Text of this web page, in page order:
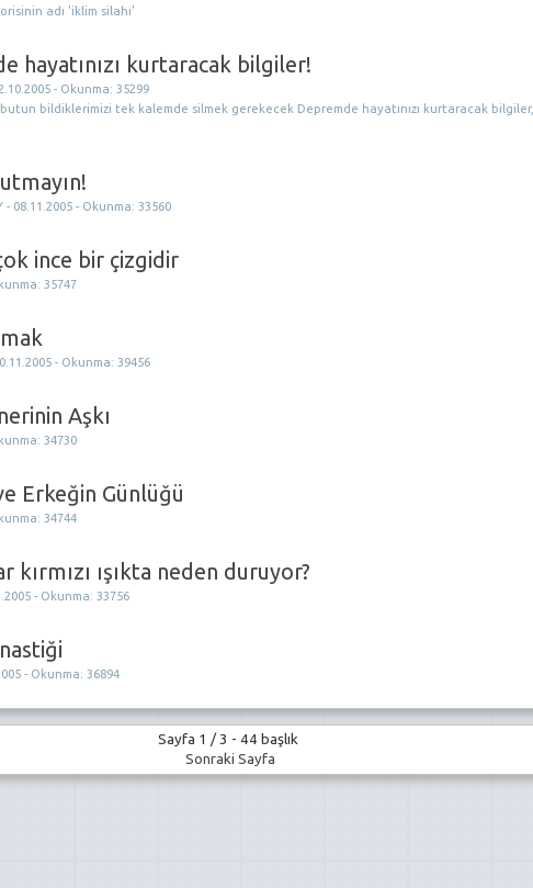
adı 'iklim silahı'
hayatınızı kurtaracak bilgiler!
- Okunma: 35299
bildiklerimizi tek kalemde silmek gerekecek Depremde hayatınızı kurtaracak bilgiler,
- 08.11.2005 - Okunma: 33560
ince bir çizgidir
35747
- Okunma: 39456
Aşkı
34730
Erkeğin Günlüğü
34744
kırmızı ışıkta neden duruyor?
- Okunma: 33756
- Okunma: 36894
Sayfa 1 / 3 - 44 başlık
Sonraki Sayfa